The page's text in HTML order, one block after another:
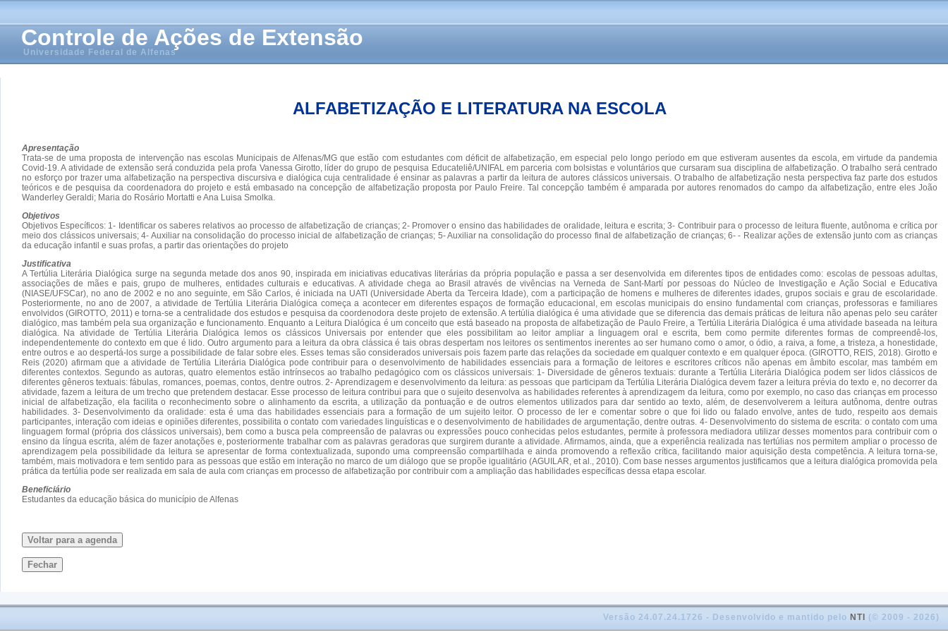
Controle de Ações de Extensão
Universidade Federal de Alfenas
ALFABETIZAÇÃO E LITERATURA NA ESCOLA
Apresentação
Trata-se de uma proposta de intervenção nas escolas Municipais de Alfenas/MG que estão com estudantes com déficit de alfabetização, em especial pelo longo período em que estiveram ausentes da escola, em virtude da pandemia
Covid-19. A atividade de extensão será conduzida pela profa Vanessa Girotto, líder do grupo de pesquisa Educateliê/UNIFAL em parceria com bolsistas e voluntários que cursaram sua disciplina de alfabetização. O trabalho será centrado
no esforço por trazer uma alfabetização na perspectiva discursiva e dialógica cuja centralidade é ensinar as palavras a partir da leitura de autores clássicos universais. O trabalho de alfabetização nesta perspectiva faz parte dos estudos
teóricos e de pesquisa da coordenadora do projeto e está embasado na concepção de alfabetização proposta por Paulo Freire. Tal concepção também é amparada por autores renomados do campo da alfabetização, entre eles João
Wanderley Geraldi; Maria do Rosário Mortatti e Ana Luisa Smolka.
Objetivos
Objetivos Específicos: 1- Identificar os saberes relativos ao processo de alfabetização de crianças; 2- Promover o ensino das habilidades de oralidade, leitura e escrita; 3- Contribuir para o processo de leitura fluente, autônoma e crítica por
meio dos clássicos universais; 4- Auxiliar na consolidação do processo inicial de alfabetização de crianças; 5- Auxiliar na consolidação do processo final de alfabetização de crianças; 6- - Realizar ações de extensão junto com as crianças
da educação infantil e suas profas, a partir das orientações do projeto
Justificativa
A Tertúlia Literária Dialógica surge na segunda metade dos anos 90, inspirada em iniciativas educativas literárias da própria população e passa a ser desenvolvida em diferentes tipos de entidades como: escolas de pessoas adultas,
associações de mães e pais, grupo de mulheres, entidades culturais e educativas. A atividade chega ao Brasil através de vivências na Verneda de Sant-Martí por pessoas do Núcleo de Investigação e Ação Social e Educativa
(NIASE/UFSCar), no ano de 2002 e no ano seguinte, em São Carlos, é iniciada na UATI (Universidade Aberta da Terceira Idade), com a participação de homens e mulheres de diferentes idades, grupos sociais e grau de escolaridade.
Posteriormente, no ano de 2007, a atividade de Tertúlia Literária Dialógica começa a acontecer em diferentes espaços de formação educacional, em escolas municipais do ensino fundamental com crianças, professoras e familiares
envolvidos (GIROTTO, 2011) e torna-se a centralidade dos estudos e pesquisa da coordenodora deste projeto de extensão. A tertúlia dialógica é uma atividade que se diferencia das demais práticas de leitura não apenas pelo seu caráter
dialógico, mas também pela sua organização e funcionamento. Enquanto a Leitura Dialógica é um conceito que está baseado na proposta de alfabetização de Paulo Freire, a Tertúlia Literária Dialógica é uma atividade baseada na leitura
dialógica. Na atividade de Tertúlia Literária Dialógica lemos os clássicos Universais por entender que eles possibilitam ao leitor ampliar a linguagem oral e escrita, bem como permite diferentes formas de compreendê-los,
independentemente do contexto em que é lido. Outro argumento para a leitura da obra clássica é tais obras despertam nos leitores os sentimentos inerentes ao ser humano como o amor, o ódio, a raiva, a fome, a tristeza, a honestidade,
entre outros e ao despertá-los surge a possibilidade de falar sobre eles. Esses temas são considerados universais pois fazem parte das relações da sociedade em qualquer contexto e em qualquer época. (GIROTTO, REIS, 2018). Girotto e
Reis (2020) afirmam que a atividade de Tertúlia Literária Dialógica pode contribuir para o desenvolvimento de habilidades essenciais para a formação de leitores e escritores críticos não apenas em âmbito escolar, mas também em
diferentes contextos. Segundo as autoras, quatro elementos estão intrínsecos ao trabalho pedagógico com os clássicos universais: 1- Diversidade de gêneros textuais: durante a Tertúlia Literária Dialógica podem ser lidos clássicos de
diferentes gêneros textuais: fábulas, romances, poemas, contos, dentre outros. 2- Aprendizagem e desenvolvimento da leitura: as pessoas que participam da Tertúlia Literária Dialógica devem fazer a leitura prévia do texto e, no decorrer da
atividade, fazem a leitura de um trecho que pretendem destacar. Esse processo de leitura contribui para que o sujeito desenvolva as habilidades referentes à aprendizagem da leitura, como por exemplo, no caso das crianças em processo
inicial de alfabetização, ela facilita o reconhecimento sobre o alinhamento da escrita, a utilização da pontuação e de outros elementos utilizados para dar sentido ao texto, além, de desenvolverem a leitura autônoma, dentre outras
habilidades. 3- Desenvolvimento da oralidade: esta é uma das habilidades essenciais para a formação de um sujeito leitor. O processo de ler e comentar sobre o que foi lido ou falado envolve, antes de tudo, respeito aos demais
participantes, interação com ideias e opiniões diferentes, possibilita o contato com variedades linguísticas e o desenvolvimento de habilidades de argumentação, dentre outras. 4- Desenvolvimento do sistema de escrita: o contato com uma
linguagem formal (própria dos clássicos universais), bem como a busca pela compreensão de palavras ou expressões pouco conhecidas pelos estudantes, permite à professora mediadora utilizar desses momentos para contribuir com o
ensino da língua escrita, além de fazer anotações e, posteriormente trabalhar com as palavras geradoras que surgirem durante a atividade. Afirmamos, ainda, que a experiência realizada nas tertúlias nos permitem ampliar o processo de
aprendizagem pela possibilidade da leitura se apresentar de forma contextualizada, supondo uma compreensão compartilhada e ainda promovendo a reflexão crítica, facilitando maior aquisição desta competência. A leitura torna-se,
também, mais motivadora e tem sentido para as pessoas que estão em interação no marco de um diálogo que se propõe igualitário (AGUILAR, et al., 2010). Com base nesses argumentos justificamos que a leitura dialógica promovida pela
prática da tertúlia pode ser realizada em sala de aula com crianças em processo de alfabetização por contribuir com a ampliação das habilidades específicas dessa etapa escolar.
Beneficiário
Estudantes da educação básica do município de Alfenas
Voltar para a agenda
Fechar
Versão 24.07.24.1726 - Desenvolvido e mantido pelo NTI (© 2009 - 2026)